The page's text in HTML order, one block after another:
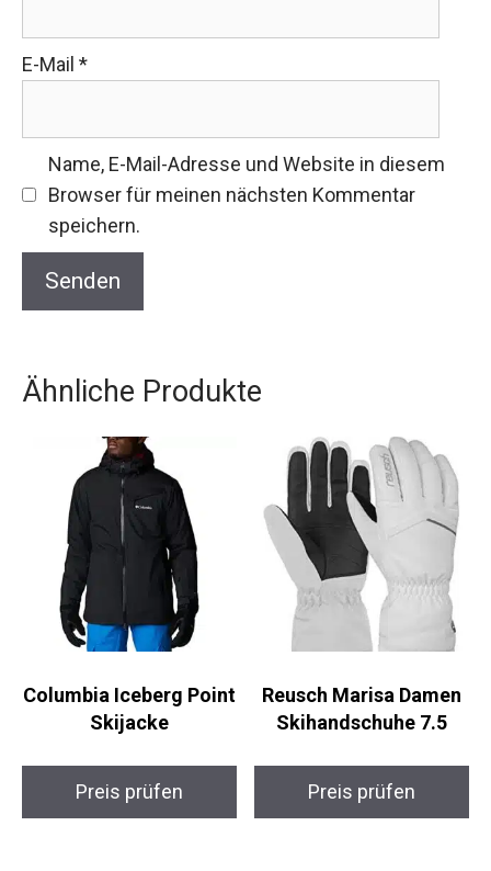
E-Mail *
Name, E-Mail-Adresse und Website in diesem
Browser für meinen nächsten Kommentar
speichern.
Ähnliche Produkte
Columbia Iceberg Point
Skijacke
Preis prüfen
Reusch Marisa Damen
Skihandschuhe 7.5
Preis prüfen